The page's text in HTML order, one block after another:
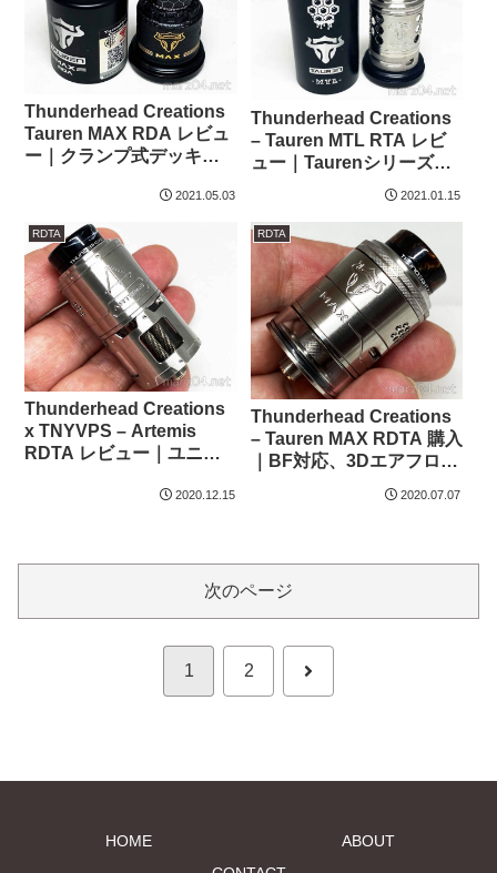
Thunderhead Creations
Tauren MAX RDA レビュ
ー｜クランプ式デッキの
2021.05.03
Thunderhead Creations
– Tauren MTL RTA レビ
ュー｜Taurenシリーズに
もついにMTLが追加され
2021.01.15
RDTA
Thunderhead Creations
x TNYVPS – Artemis
RDTA レビュー｜ユニー
2020.12.15
RDTA
Thunderhead Creations
– Tauren MAX RDTA 購入
｜BF対応、3Dエアフロー
2020.07.07
次のページ
1 2 次
HOME
ABOUT